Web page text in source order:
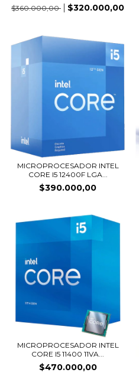
$360.000,00
$320.000,00
MICROPROCESADOR INTEL
CORE I5 12400F LGA...
$390.000,00
MICROPROCESADOR INTEL
CORE I5 11400 11VA...
$470.000,00